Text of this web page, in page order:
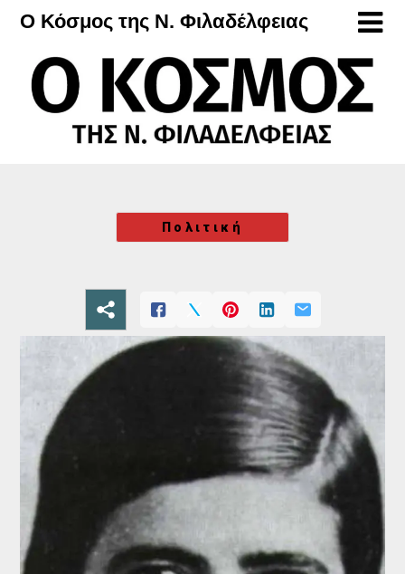
Μετάβαση
περιεχόμενο
Ο Κόσμος της Ν. Φιλαδέλφειας
Πολιτική